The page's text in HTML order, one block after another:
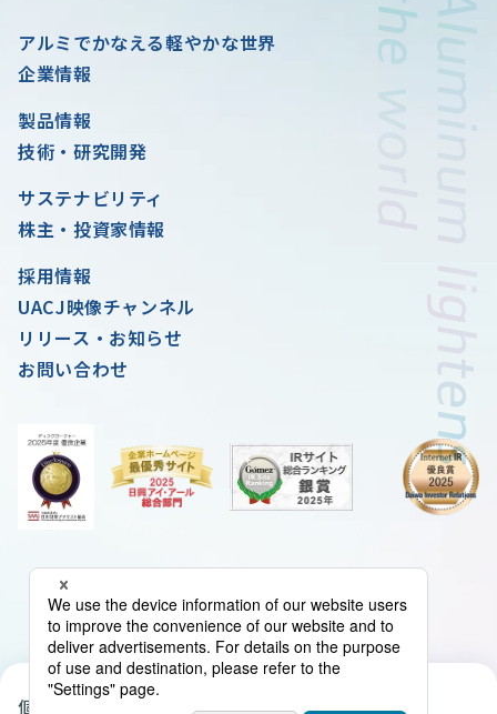
アルミでかなえる軽やかな世界
企業情報
製品情報
技術・研究開発
サステナビリティ
株主・投資家情報
採用情報
UACJ映像チャンネル
リリース・お知らせ
お問い合わせ
個人情報の取扱いについてクッキーポリシー